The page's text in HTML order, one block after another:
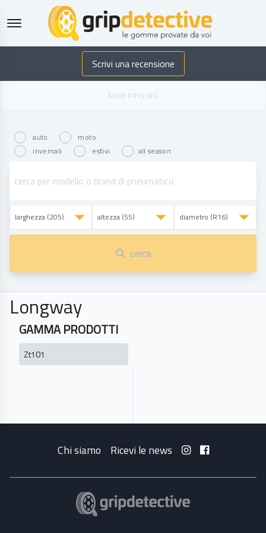
GripDetective
Scrivi una recensione
auto
moto
invernali
estivi all season
cerca
Longway
GAMMA PRODOTTI
Zt101
Chi siamo Ricevi le news